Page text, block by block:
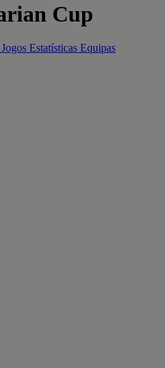
Cup
Jogos Estatísticas Equipas